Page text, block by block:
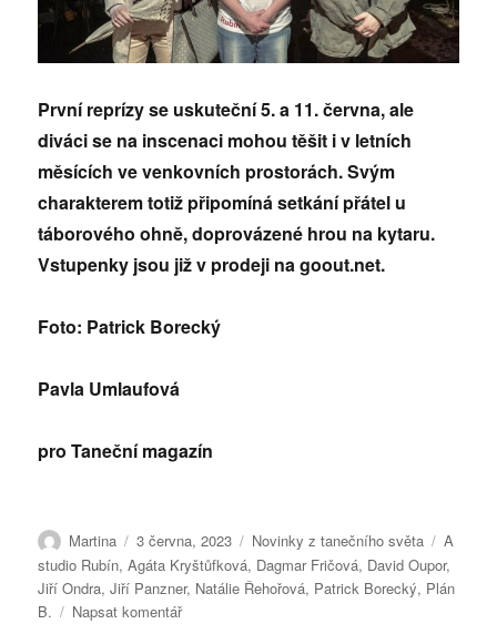
První reprízy se uskuteční 5. a 11. června,ale
diváci se na inscenaci mohou těšit i v letních
měsících ve venkovních prostorách. Svým
charakterem totiž připomíná setkání přátel u
táborového ohně, doprovázené hrou na kytaru.
Vstupenky jsou již v prodeji na goout.net.
Foto: Patrick Borecký
Pavla Umlaufová
pro Taneční magazín
Autor:
Martina Publikováno:
3 června, 2023 Rubriky:
Novinky z tanečního světa Štítky:
A
studio Rubín,Agáta Kryštůfková, Dagmar Fričová, David Oupor,
Jiří Ondra,Jiří Panzner, Natálie Řehořová, Patrick Borecký, Plán
B.
Napsat komentářpro